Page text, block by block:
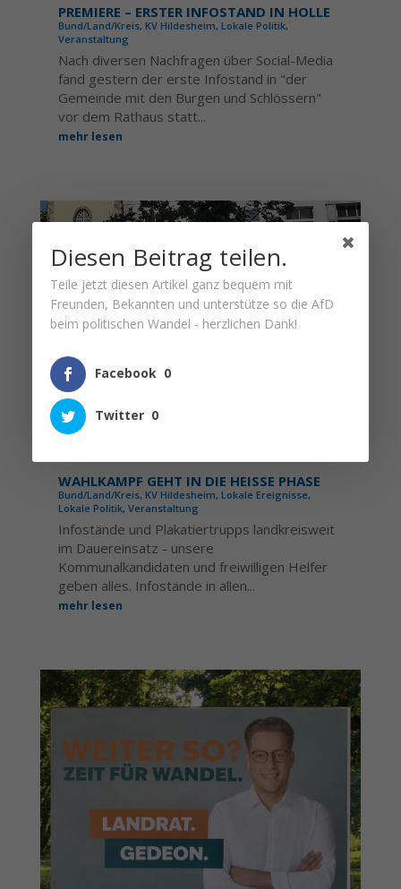
PREMIERE – ERSTER INFOSTAND IN HOLLE
Bund/Land/Kreis, KV Hildesheim, Lokale Politik,
Veranstaltung
Nach diversen Nachfragen über Social-Media
fand gestern der erste Infostand in "der
Gemeinde mit den Burgen und Schlössern"
vor dem Rathaus statt...
mehr lesen
WAHLKAMPF GEHT IN DIE HEISSE PHASE
Bund/Land/Kreis, KV Hildesheim, Lokale Ereignisse,
Lokale Politik, Veranstaltung
Infostände und Plakatiertrupps landkreisweit
im Dauereinsatz - unsere
Kommunalkandidaten und freiwilligen Helfer
geben alles. Infostände in allen...
mehr lesen
Diesen Beitrag teilen.
Teile jetzt diesen Artikel ganz bequem mit
Freunden, Bekannten und unterstütze so die AfD
beim politischen Wandel - herzlichen Dank!
Facebook 0
Twitter 0